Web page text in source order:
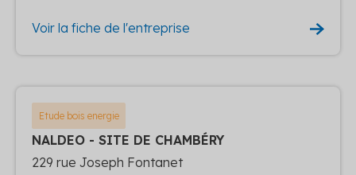
Voir la fiche de l'entreprise
Etude bois energie
NALDEO - SITE DE CHAMBÉRY
229 rue Joseph Fontanet